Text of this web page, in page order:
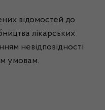
відомостей до
лікарських
невідповідності
умовам.